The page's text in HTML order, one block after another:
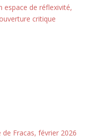
espace de réflexivité,
critique
Fracas, février 2026